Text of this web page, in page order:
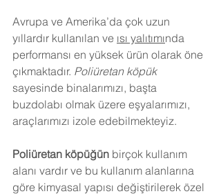
Avrupa ve Amerika’da çok uzun
yıllardır kullanılan ve ısı yalıtımında
performansı en yüksek ürün olarak öne
çıkmaktadır. Poliüretan köpük
sayesinde binalarımızı, başta
buzdolabı olmak üzere eşyalarımızı,
araçlarımızı izole edebilmekteyiz.
Poliüretan köpüğün birçok kullanım
alanı vardır ve bu kullanım alanlarına
göre kimyasal yapısı değiştirilerek özel